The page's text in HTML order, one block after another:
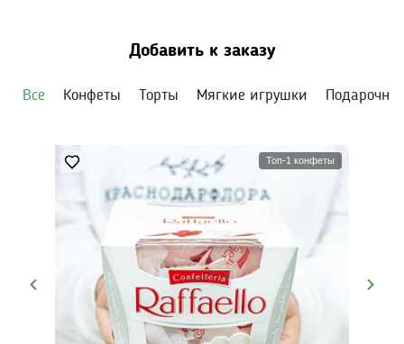
Добавить к заказу
Все Конфеты Торты Мягкие игрушки
Топ-1 конфеты